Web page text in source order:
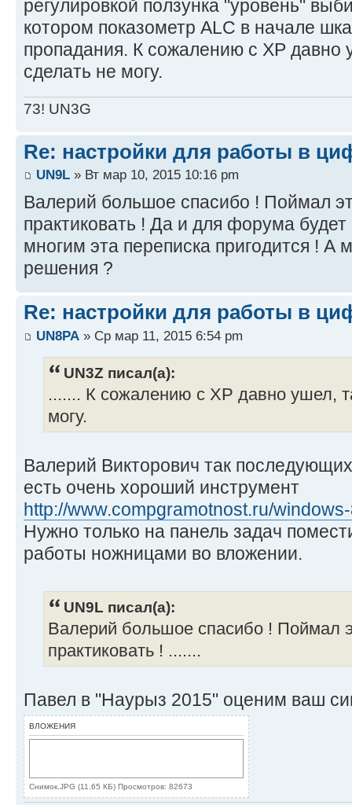
регулировкой ползунка "уровень"
котором показометр ALC в начале
пропадания. К сожалению с XP давно
сделать не могу.
73! UN3G
Re: настройки для работы в
UN9L » Вт мар 10, 2015 10:16 pm
Валерий большое спасибо ! Поймал
практиковать ! Да и для форума
многим эта переписка пригодится ! А
решения ?
Re: настройки для работы в
UN8PA » Ср мар 11, 2015 6:54 pm
UN3Z писал(а):
....... К сожалению с XP давно ушел,
могу.
Валерий Викторович так
есть очень хороший инструмент
http://www.compgramotnost.ru/
Нужно только на панель задач
работы ножницами во вложении.
UN9L писал(а):
Валерий большое спасибо ! Поймал
практиковать ! .......
Павел в "Наурыз 2015" оценим ваш
ВЛОЖЕНИЯ
Снимок.JPG (11.65 КБ) Просмотров: 82673